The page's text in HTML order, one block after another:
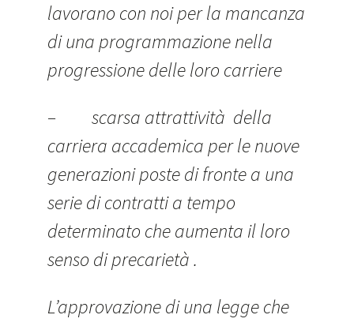
lavorano con noi per la mancanza
di una programmazione nella
progressione delle loro carriere
– scarsa attrattività della
carriera accademica per le nuove
generazioni poste di fronte a una
serie di contratti a tempo
determinato che aumenta il loro
senso di precarietà .
L’approvazione di una legge che